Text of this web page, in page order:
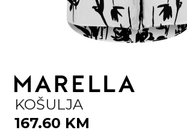
KOŠULJA
167.60 KM